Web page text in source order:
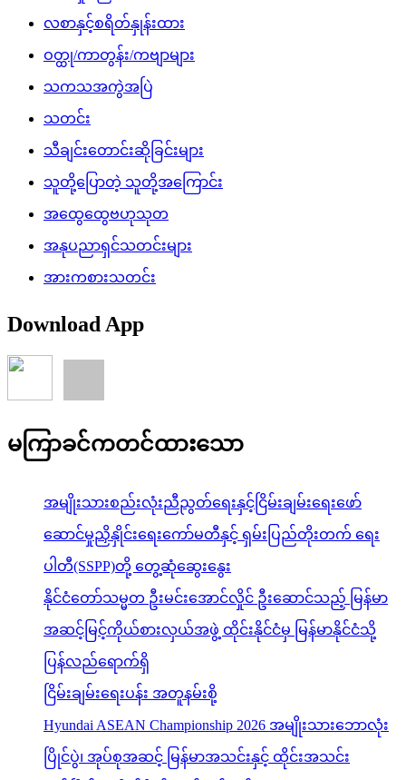
လစာနှင့်စရိတ်နှုန်းထား
ဝတ္ထု/ကာတွန်း/ကဗျာများ
သကသအကွဲအပြဲ
သတင်း
သီချင်းတောင်းဆိုခြင်းများ
သူတို့ပြောတဲ့ သူတို့အကြောင်း
အထွေထွေဗဟုသုတ
အနုပညာရှင်သတင်းများ
အားကစားသတင်း
Download App
မကြာခင်ကတင်ထားသော
အမျိုးသားစည်းလုံးညီညွတ်ရေးနှင့်ငြိမ်းချမ်းရေးဖော်
ဆောင်မှုညှိနှိုင်းရေးကော်မတီနှင့် ရှမ်းပြည်တိုးတက် ရေး
ပါတီ(SSPP)တို့ တွေ့ဆုံဆွေးနွေး
နိုင်ငံတော်သမ္မတ ဦးမင်းအောင်လှိုင် ဦးဆောင်သည့် မြန်မာ
အဆင့်မြင့်ကိုယ်စားလှယ်အဖွဲ့ ထိုင်းနိုင်ငံမှ မြန်မာနိုင်ငံသို့
ပြန်လည်ရောက်ရှိ
ငြိမ်းချမ်းရေးပန်း အတူနမ်းစို့
Hyundai ASEAN Championship 2026 အမျိုးသားဘောလုံး
ပြိုင်ပွဲ၊ အုပ်စုအဆင့် မြန်မာအသင်းနှင့် ထိုင်းအသင်း